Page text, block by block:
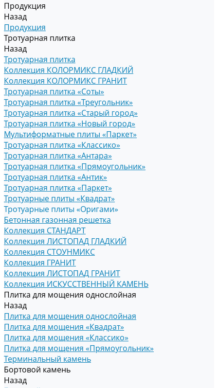
Продукция
Назад
Продукция
Тротуарная плитка
Назад
Тротуарная плитка
Коллекция КОЛОРМИКС ГЛАДКИЙ
Коллекция КОЛОРМИКС ГРАНИТ
Тротуарная плитка «Соты»
Тротуарная плитка «Треугольник»
Тротуарная плитка «Старый город»
Тротуарная плитка «Новый город»
Мультиформатные плиты «Паркет»
Тротуарная плитка «Классико»
Тротуарная плитка «Антара»
Тротуарная плитка «Прямоугольник»
Тротуарная плитка «Антик»
Тротуарная плитка «Паркет»
Тротуарные плиты «Квадрат»
Тротуарные плиты «Оригами»
Бетонная газонная решетка
Коллекция СТАНДАРТ
Коллекция ЛИСТОПАД ГЛАДКИЙ
Коллекция СТОУНМИКС
Коллекция ГРАНИТ
Коллекция ЛИСТОПАД ГРАНИТ
Коллекция ИСКУССТВЕННЫЙ КАМЕНЬ
Плитка для мощения однослойная
Назад
Плитка для мощения однослойная
Плитка для мощения «Квадрат»
Плитка для мощения «Классико»
Плитка для мощения «Прямоугольник»
Терминальный камень
Бортовой камень
Назад